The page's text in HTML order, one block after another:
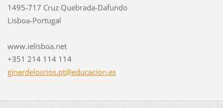
1495-717 Cruz Quebrada-Dafundo
Lisboa-Portugal
www.ielisboa.net
+351 214 114 114
ginerdelosrios.pt@educacion.es